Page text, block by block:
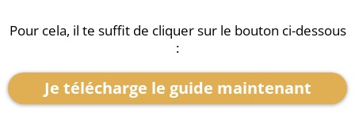
Pour cela, il te suffit de cliquer sur le bouton ci-dessous
:
Je télécharge le guide maintenant